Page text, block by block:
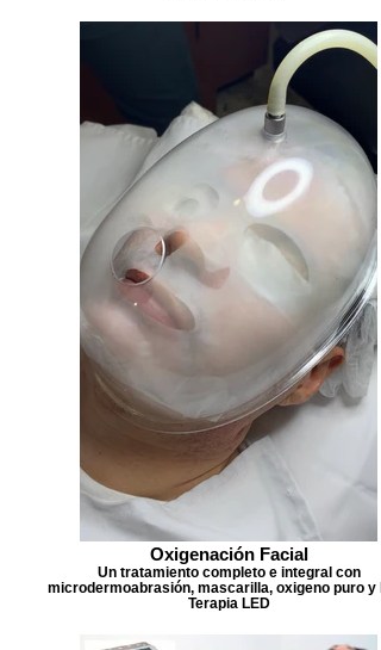
Oxigenación Facial
Un tratamiento completo e integral con
microdermoabrasión, mascarilla, oxigeno puro y
Terapia LED